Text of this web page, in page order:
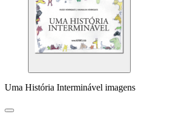
Uma História Interminável imagens